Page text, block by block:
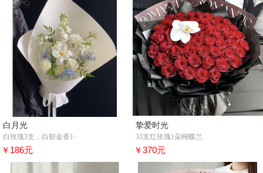
白月光
白玫瑰3支，白郁金香1··
￥186元
挚爱时光
33支红玫瑰1朵蝴蝶兰
￥370元